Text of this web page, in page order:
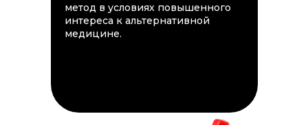
метод в условиях повышенного
интереса к альтернативной
медицине.